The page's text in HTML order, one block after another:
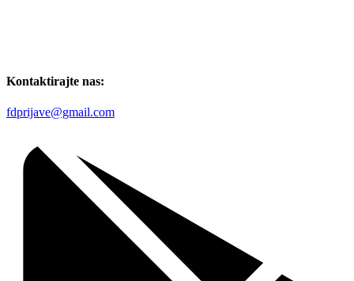
Kontaktirajte nas:
fdprijave@gmail.com